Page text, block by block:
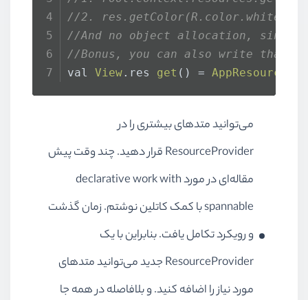
//2. res.getColor(R.color.white)
//And no object allocation, since
//Bonus, you can also write that
val View. res get () =
می‌توانید متدهای بیشتری را در
ResourceProviderقرار دهید. چند وقت پیش
مقاله‌ای در موردdeclarative work with
spannableبا کمک کاتلین نوشتم. زمان گذشت
و رویکرد تکامل یافت. بنابراین با یک
ResourceProviderجدید می‌توانید متدهای
مورد نیاز را اضافه کنید. و بلافاصله در همه جا